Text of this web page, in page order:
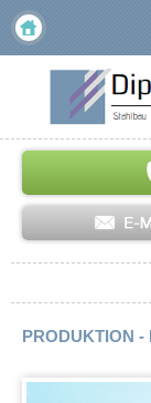
PRODUKTION -